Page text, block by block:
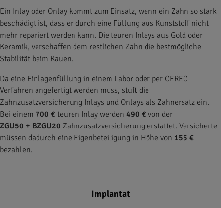
Ein Inlay oder Onlay kommt zum Einsatz, wenn ein Zahn so stark
beschädigt ist, dass er durch eine Füllung aus Kunststoff nicht
mehr repariert werden kann. Die teuren Inlays aus Gold oder
Keramik, verschaffen dem restlichen Zahn die bestmögliche
Stabilität beim Kauen.
Da eine Einlagenfüllung in einem Labor oder per CEREC
Verfahren angefertigt werden muss, stuft die
Zahnzusatzversicherung Inlays und Onlays als Zahnersatz ein.
Bei einem 700 € teuren Inlay werden 490 € von der
ZGU50 + BZGU20 Zahnzusatzversicherung erstattet. Versicherte
müssen dadurch eine Eigenbeteiligung in Höhe von 155 €
bezahlen.
Implantat